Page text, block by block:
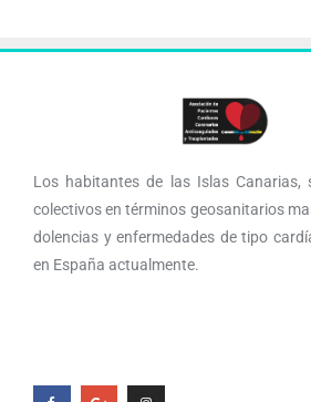
Los habitantes de las Islas Canarias,
colectivos en términos geosanitarios
dolencias y enfermedades de tipo
en España actualmente.